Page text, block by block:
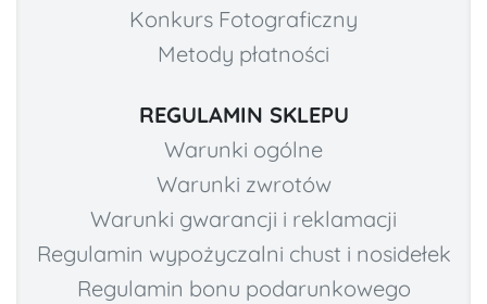
Konkurs Fotograficzny
Metody płatności
REGULAMIN SKLEPU
Warunki ogólne
Warunki zwrotów
Warunki gwarancji i reklamacji
Regulamin wypożyczalni chust i nosidełek
Regulamin bonu podarunkowego